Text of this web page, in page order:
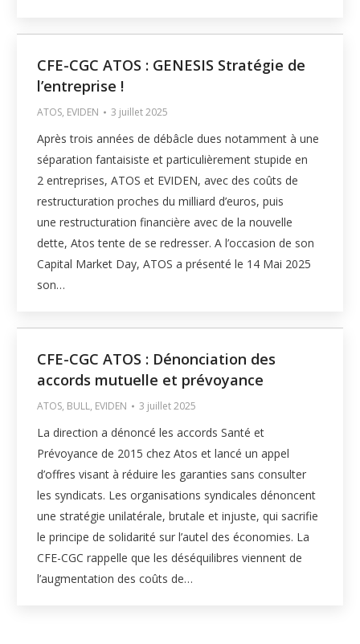
CFE-CGC ATOS : GENESIS Stratégie de
l’entreprise !
ATOS, EVIDEN 3 juillet 2025
Après trois années de débâcle dues notamment à une
séparation fantaisiste et particulièrement stupide en
2 entreprises, ATOS et EVIDEN, avec des coûts de
restructuration proches du milliard d’euros, puis
une restructuration financière avec de la nouvelle
dette, Atos tente de se redresser. A l’occasion de son
Capital Market Day, ATOS a présenté le 14 Mai 2025
son…
CFE-CGC ATOS : Dénonciation des
accords mutuelle et prévoyance
ATOS, BULL, EVIDEN 3 juillet 2025
La direction a dénoncé les accords Santé et
Prévoyance de 2015 chez Atos et lancé un appel
d’offres visant à réduire les garanties sans consulter
les syndicats. Les organisations syndicales dénoncent
une stratégie unilatérale, brutale et injuste, qui sacrifie
le principe de solidarité sur l’autel des économies. La
CFE-CGC rappelle que les déséquilibres viennent de
l’augmentation des coûts de…